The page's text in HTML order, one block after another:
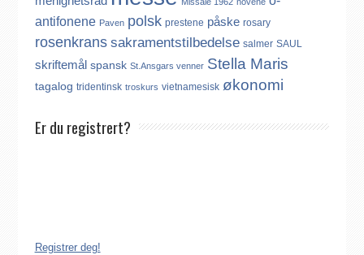
Missale 1962 novene
antifonene Paven polsk prestene påske rosary
rosenkrans sakramentstilbedelse salmer SAUL
skriftemål spansk St.Ansgars venner Stella Maris
tagalog tridentinsk troskurs vietnamesisk økonomi
Er du registrert?
Registrer deg!